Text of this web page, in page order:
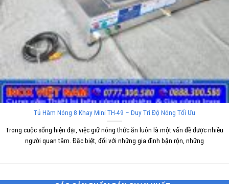
Tủ Hâm Nóng 8 Khay Mini TH-49 – Duy Trì Độ Nóng Tối Ưu
Trong cuộc sống hiện đại, việc giữ nóng thức ăn luôn là một vấn đề được nhiều
người quan tâm. Đặc biệt, đối với những gia đình bận rộn, những